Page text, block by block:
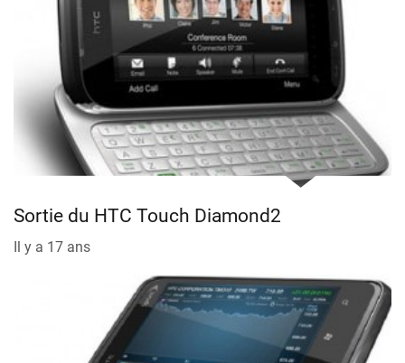
Sortie du HTC Touch Diamond2
Il y a 17 ans